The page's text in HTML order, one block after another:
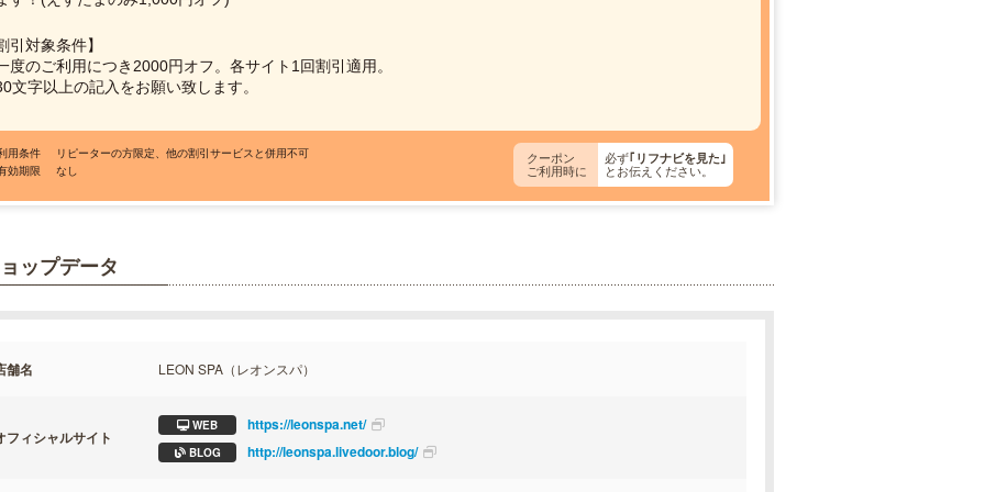
引対象条件】
度のご利用につき2000円オフ。各サイト1回割引適用。
文字以上の記入をお願い致します。
用条件
リピーターの方限定、他の割引サービスと併用不可
効期限
なし
クーポン
ご利用時に
必ず｢リフナビを見た｣
とお伝えください。
ップデータ
舗名 LEON SPA（レオンスパ）
フィシャルサイト
WEB https://leonspa.net/
BLOG http://leonspa.livedoor.blog/